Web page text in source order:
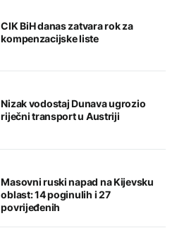
CIK BiH danas zatvara rok za
kompenzacijske liste
Nizak vodostaj Dunava ugrozio
riječni transport u Austriji
Masovni ruski napad na Kijevsku
oblast: 14 poginulih i 27
povrijeđenih